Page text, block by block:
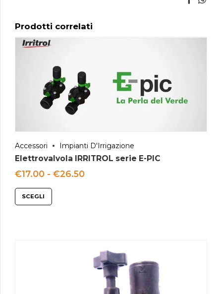
Prodotti correlati
Accessori Impianti D'Irrigazione
Elettrovalvola IRRITROL serie E-PIC
€17.00 - €26.50Fascia
SCEGLI